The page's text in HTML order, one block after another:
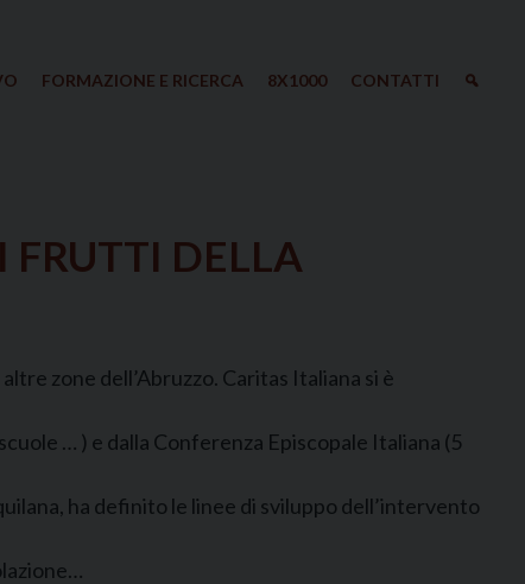
FORMAZIONE E RICERCA 8X1000 CONTATTI
FRUTTI DELLA
zone dell’Abruzzo. Caritas Italiana si è
… ) e dalla Conferenza Episcopale Italiana (5
ha definito le linee di sviluppo dell’intervento